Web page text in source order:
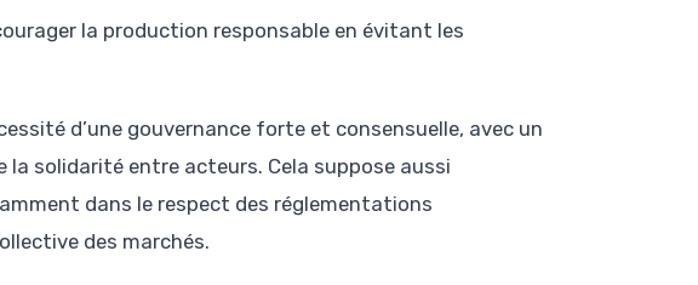
la production responsable en évitant les
d’une gouvernance forte et consensuelle, avec un
la solidarité entre acteurs. Cela suppose aussi
dans le respect des réglementations
des marchés.